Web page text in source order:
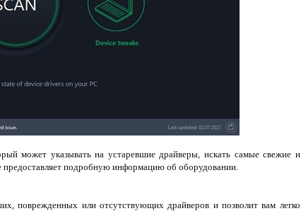
может указывать на устаревшие драйверы, искать самые свежие и
предоставляет подробную информацию об оборудовании.
поврежденных или отсутствующих драйверов и позволит вам легко